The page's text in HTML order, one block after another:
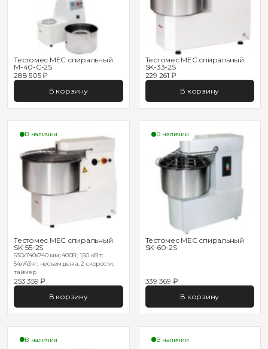
Тестомес MEC спиральный
M-40-C-2S
288 505 ₽
В корзину
Тестомес MEC спиральный
SK-33-2S
229 261 ₽
В корзину
В наличии
Тестомес MEC спиральный
SK-55-2S
530х740х740 мм; 400В; 1,50 кВт;
54л/43кг; несъем.дежа, 2 скорости,
таймер
253 359 ₽
В корзину
В наличии
Тестомес MEC спиральный
SK-60-2S
339 369 ₽
В корзину
В наличии В наличии